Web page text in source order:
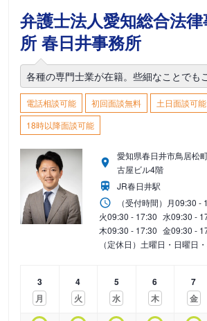
弁護士法人愛知総合法
所 春日井事務所
各種の専門士業が在籍。些細なことでも
電話相談可能 初回面談無料
土日面談可能
18時以降面談可能
愛知県春日井市鳥居松
古屋ビル4階
JR春日井駅
（受付時間） 月09:30 -
火09:30 - 17:30 水09:30 -
木09:30 - 17:30 金09:30 -
（定休日）土曜日・日曜日
3
月
4
火
5
水
6
木
7
金